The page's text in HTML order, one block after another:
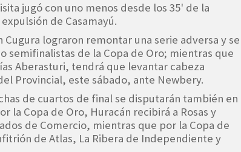
jugó con uno menos desde los 35' de la
de Casamayú.
Cugura lograron remontar una serie adversa y se
semifinalistas de la Copa de Oro; mientras que
Aberasturi, tendrá que levantar cabeza
Provincial, este sábado, ante Newbery.
de cuartos de final se disputarán también en
la Copa de Oro, Huracán recibirá a Rosas y
de Comercio, mientras que por la Copa de
de Atlas, La Ribera de Independiente y